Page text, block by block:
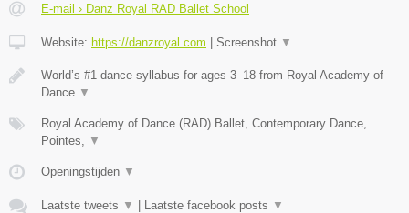
E-mail › Danz Royal RAD Ballet School
Website: https://danzroyal.com | Screenshot ▼
World’s #1 dance syllabus for ages 3–18 from Royal Academy of
Dance ▼
Royal Academy of Dance (RAD) Ballet, Contemporary Dance,
Pointes,
▼
Openingstijden ▼
Laatste tweets ▼ | Laatste facebook posts ▼